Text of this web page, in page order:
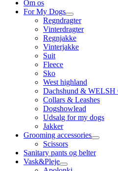
Om os
For My Dogs
Regndragter
Vinterdragter
Regnjakke
Vinterjakke
Suit
Fleece
Sko
West highland
Dachshund & WELSH
Collars & Leashes
Dogshowlead
Udsalg for my dogs
Jakker
Grooming accessories
Scissors
Sanitary pants og belter
Vask&Pleje